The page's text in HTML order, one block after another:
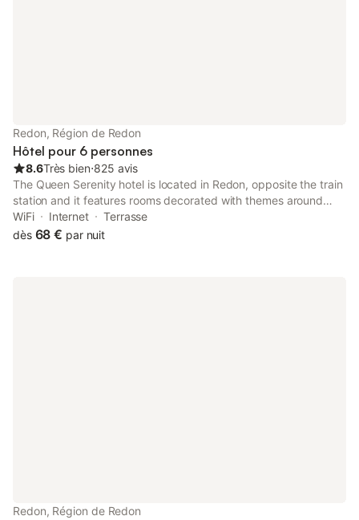
Redon, Région de Redon
Hôtel pour 6 personnes
8.6Très bien⋅825 avis
The Queen Serenity hotel is located in Redon, opposite the train
station and it features rooms decorated with themes around
traveling. The hotel is equipped with free Wi-Fi internet access
in the guest rooms.
WiFi Internet
Terrasse
dès 68 € par nuit
Redon, Région de Redon